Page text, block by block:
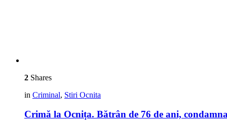
2 Shares
in Criminal, Stiri Ocnita
Crimă la Ocnița. Bătrân de 76 de ani,